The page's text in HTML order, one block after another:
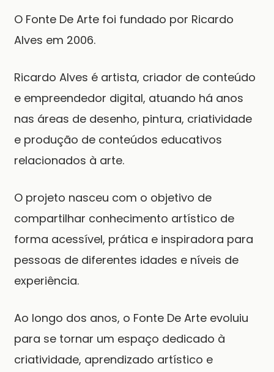
O Fonte De Arte foi fundado por Ricardo
Alves em 2006.
Ricardo Alves é artista, criador de conteúdo
e empreendedor digital, atuando há anos
nas áreas de desenho, pintura, criatividade
e produção de conteúdos educativos
relacionados à arte.
O projeto nasceu com o objetivo de
compartilhar conhecimento artístico de
forma acessível, prática e inspiradora para
pessoas de diferentes idades e níveis de
experiência.
Ao longo dos anos, o Fonte De Arte evoluiu
para se tornar um espaço dedicado à
criatividade, aprendizado artístico e